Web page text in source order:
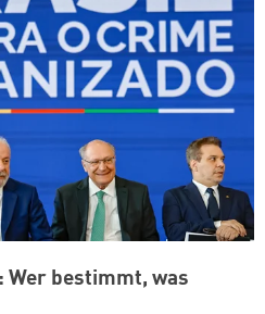
Wer bestimmt, was